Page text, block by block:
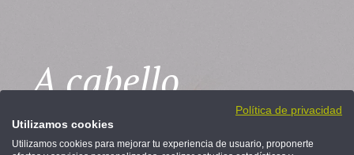
A cabello
ganador
Política de privacidad
Utilizamos cookies
Utilizamos cookies para mejorar tu experiencia de usuario, proponerte